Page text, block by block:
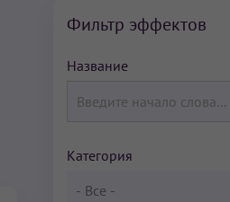
Фильтр эффектов
Название
Категория